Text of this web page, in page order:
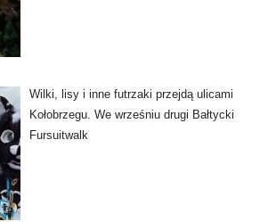
Wilki, lisy i inne futrzaki przejdą ulicami
Kołobrzegu. We wrześniu drugi Bałtycki
Fursuitwalk